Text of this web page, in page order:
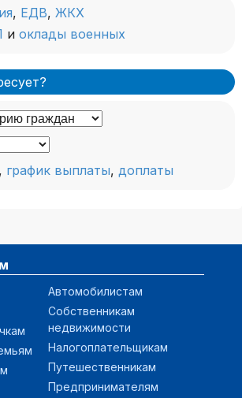
, ЕДВ, ЖКХ
и оклады военных
, график выплаты, доплаты
Автомобилистам
Собственникам
недвижимости
Налогоплательщикам
Путешественникам
Предпринимателям